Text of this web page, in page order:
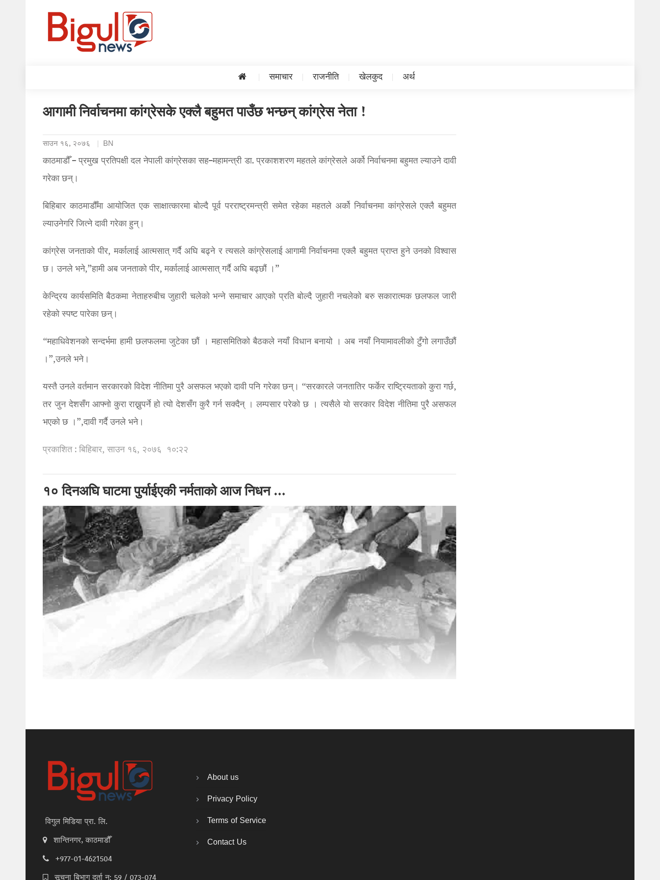
समाचार राजनीति खेलकुद अर्थ
आगामी निर्वाचनमा कांग्रेसके एक्लै बहुमत पाउँछ भन्छन् कांग्रेस नेता !
साउन १६, २०७६ BN
काठमाडौँ – प्रमुख प्रतिपक्षी दल नेपाली कांग्रेसका सह–महामन्त्री डा. प्रकाशशरण महतले कांग्रेसले अर्को निर्वाचनमा बहुमत ल्याउने दावी
गरेका छन्।
बिहिबार काठमाडौँमा आयोजित एक साक्षात्कारमा बोल्दै पूर्व परराष्ट्रमन्त्री समेत रहेका महतले अर्को निर्वाचनमा कांग्रेसले एक्लै बहुमत
ल्याउनेगरि जित्ने दावी गरेका हुन्।
कांग्रेस जनताको पीर, मर्कालाई आत्मसात् गर्दै अघि बढ्ने र त्यसले कांग्रेसलाई आगामी निर्वाचनमा एक्लै बहुमत प्राप्त हुने उनको विश्वास
छ। उनले भने,”हामी अब जनताको पीर, मर्कालाई आत्मसात् गर्दै अघि बढ्छौं ।”
केन्द्रिय कार्यसमिति बैठकमा नेताहरुबीच जुहारी चलेको भन्ने समाचार आएको प्रति बोल्दै जुहारी नचलेको बरु सकारात्मक छलफल जारी
रहेको स्पष्ट पारेका छन्।
“महाधिवेशनको सन्दर्भमा हामी छलफलमा जुटेका छौं । महासमितिको बैठकले नयाँ विधान बनायो । अब नयाँ नियामावलीको टुँगो लगाउँछौं
।”,उनले भने।
यस्तै उनले वर्तमान सरकारको विदेश नीतिमा पुरै असफल भएको दावी पनि गरेका छन्। “सरकारले जनतातिर फर्केर राष्ट्रियताको कुरा गर्छ,
तर जुन देशसँग आफ्नो कुरा राख्नुपर्ने हो त्यो देशसँग कुरै गर्न सक्दैन् । लम्पसार परेको छ । त्यसैले यो सरकार विदेश नीतिमा पुरै असफल
भएको छ ।”,दावी गर्दै उनले भने।
प्रकाशित : बिहिबार, साउन १६, २०७६ १०:२२
१० दिनअघि घाटमा पुर्याईएकी नर्मताको आज निधन …
विगुल मिडिया प्रा. लि.
शान्तिनगर, काठमाडौँ
+977-01-4621504
About us
Privacy Policy
Terms of Service
Contact Us